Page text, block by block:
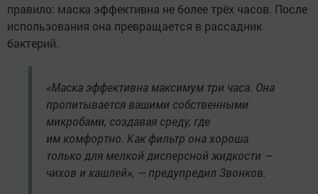
правило: маска эффективна не более трёх часов. После
использования она превращается в рассадник
бактерий.
«Маска эффективна максимум три часа. Она
пропитывается вашими собственными
микробами, создавая среду, где
им комфортно. Как фильтр она хороша
только для мелкой дисперсной жидкости —
чихов и кашлей», — предупредил Звонков.